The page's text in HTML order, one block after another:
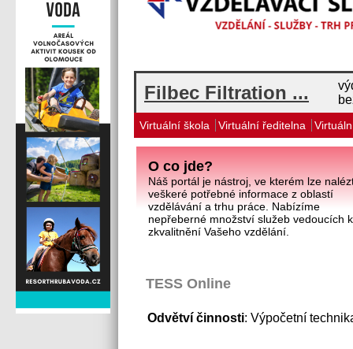
Filbec Filtration ...
Virtuální škola Virtuální ředitelna
O co jde?
Náš portál je nástroj, ve kterém lze
veškeré potřebné informace z oblastí
vzdělávání a trhu práce. Nabízíme
nepřeberné množství služeb vedoucích
zkvalitnění Vašeho vzdělání.
TESS Online
Odvětví činnosti: Výpočetní